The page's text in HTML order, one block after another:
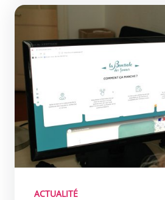
Une plateforme aide les jeunes
ACTUALITÉ